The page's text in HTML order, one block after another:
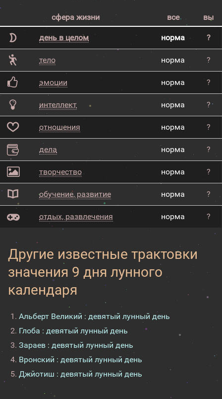
сфера жизни все вы
день в целом норма ?
тело норма ?
эмоции норма ?
интеллект норма ?
отношения норма ?
дела норма ?
творчество норма ?
обучение, развитие норма ?
отдых, развлечения норма ?
Другие известные трактовки
значения 9 дня лунного
календаря
Альберт Великий : девятый лунный день
Глоба : девятый лунный день
Зараев : девятый лунный день
Вронский : девятый лунный день
Джйотиш : девятый лунный день